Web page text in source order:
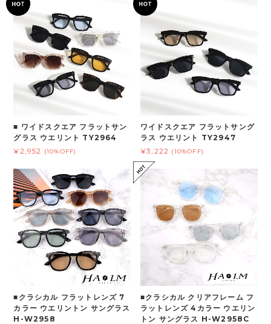
■ ワイドスクエア フラットサン
グラス ウエリント TY2964
¥2,952 (10%OFF)
ワイドスクエア フラットサング
ラス ウエリント TY2947
¥3,222 (10%OFF)
■クラシカル フラットレンズ 7
カラー ウエリントン サングラス
H-W2958
■クラシカル クリアフレーム フ
ラットレンズ 4カラー ウエリン
トン サングラス H-W2958C